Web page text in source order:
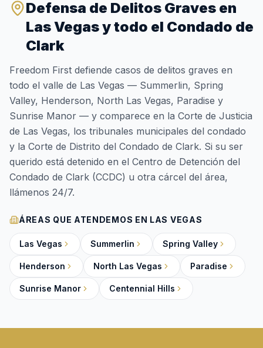
Defensa de Delitos Graves en
Las Vegas y todo el Condado de
Clark
Freedom First defiende casos de delitos graves en
todo el valle de Las Vegas — Summerlin, Spring
Valley, Henderson, North Las Vegas, Paradise y
Sunrise Manor — y comparece en la Corte de Justicia
de Las Vegas, los tribunales municipales del condado
y la Corte de Distrito del Condado de Clark. Si su ser
querido está detenido en el Centro de Detención del
Condado de Clark (CCDC) u otra cárcel del área,
llámenos 24/7.
ÁREAS QUE ATENDEMOS EN LAS VEGAS
Las Vegas Summerlin Spring Valley
Henderson North Las Vegas Paradise
Sunrise Manor Centennial Hills